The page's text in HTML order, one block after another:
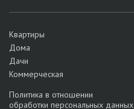
Квартиры
Дома
Дачи
Коммерческая
Политика в отношении
обработки персональных данных